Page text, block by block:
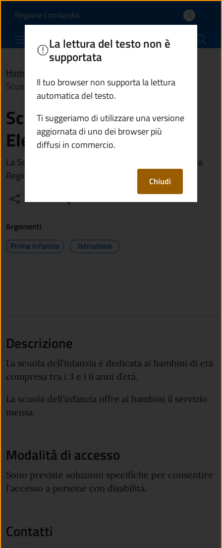
Scuola materna Regina
Regione Lombardia(apre in un'altra scheda).
Comune di Ponte di Legno
Home
Scuola materna Regina Elena
Scuola materna Regina
Elena
La Scuola è gestita dalla Fondazione Scuola Materna
Regina Elena
La lettura del testo non è
supportata
Il tuo browser non supporta la lettura
automatica del testo.
Ti suggeriamo di utilizzare una versione
aggiornata di uno dei browser più
diffusi in commercio.
Chiudi
Argomenti
Prima infanzia
Istruzione
Descrizione
La scuola dell’infanzia è dedicata ai bambini di età
compresa tra i 3 e i 6 anni d’età.
La scuola dell'infanzia offre ai bambini il servizio
mensa.
Modalità di accesso
Sono previste soluzioni specifiche per consentire
l'accesso a persone con disabilità.
Contatti